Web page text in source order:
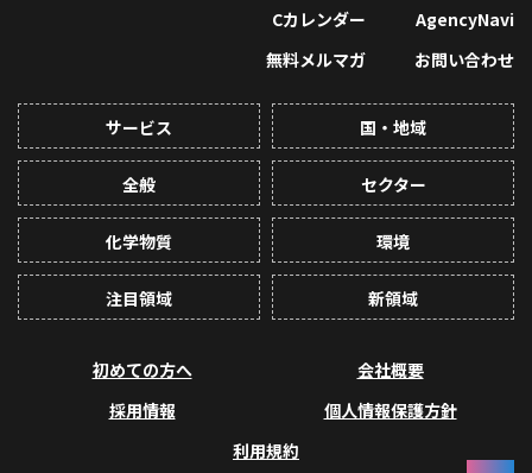
Cカレンダー
AgencyNavi
無料メルマガ
お問い合わせ
サービス 国・地域
全般 セクター
化学物質 環境
注目領域 新領域
初めての方へ
会社概要
採用情報
個人情報保護方針
利用規約